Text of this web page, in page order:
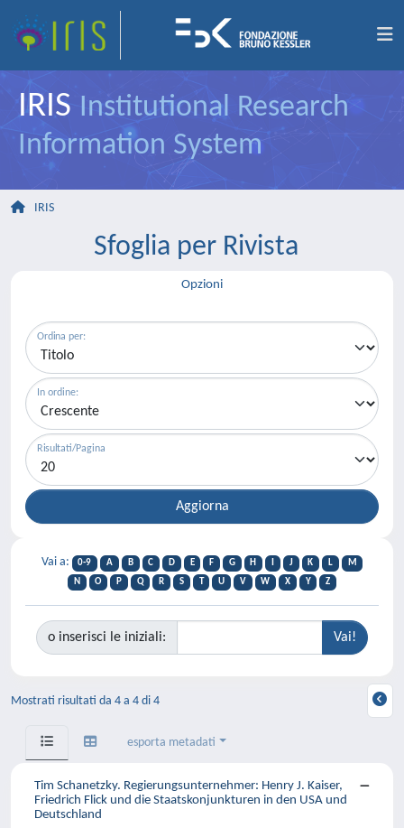
IRIS Institutional Research
Information System
IRIS
Sfoglia per Rivista
Opzioni
Ordina per:
In ordine:
Risultati/Pagina
Vai a: 0-9 A B C D E F G H J K L
M
N
O P Q R S T U V W X Y Z
o inserisci le iniziali:
Mostrati risultati da 4 a 4 di 4
esporta metadati
Tim Schanetzky. Regierungsunternehmer: Henry J. Kaiser,
Friedrich Flick und die Staatskonjunkturen in den USA und
Deutschland